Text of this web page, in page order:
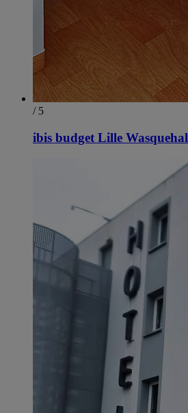
/ 5
ibis budget Lille Wasquehal